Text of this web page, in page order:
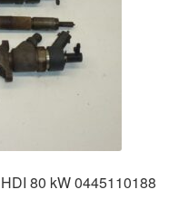
80 kW 0445110188